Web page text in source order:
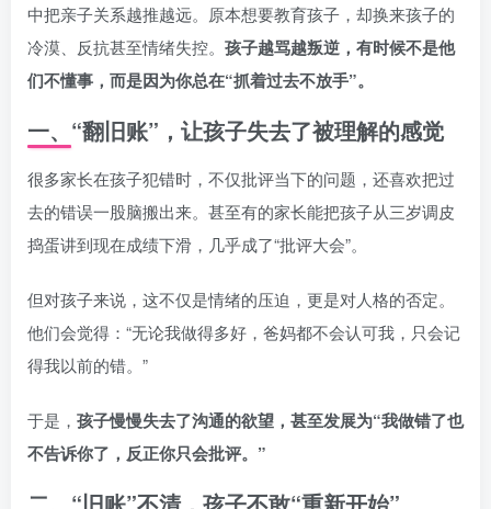
中把亲子关系越推越远。原本想要教育孩子，却换来孩子的
冷漠、反抗甚至情绪失控。 孩子越骂越叛逆，有时候不是他
们不懂事，而是因为你总在“抓着过去不放手”。
一、“翻旧账”，让孩子失去了被理解的感觉
很多家长在孩子犯错时，不仅批评当下的问题，还喜欢把过
去的错误一股脑搬出来。甚至有的家长能把孩子从三岁调皮
捣蛋讲到现在成绩下滑，几乎成了“批评大会”。
但对孩子来说，这不仅是情绪的压迫，更是对人格的否定。
他们会觉得：“无论我做得多好，爸妈都不会认可我，只会记
得我以前的错。”
于是， 孩子慢慢失去了沟通的欲望，甚至发展为“我做错了也
不告诉你了，反正你只会批评。”